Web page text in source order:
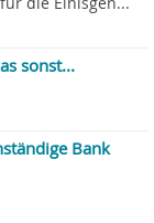
sonst...
Bank